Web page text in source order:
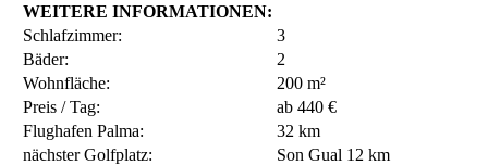
WEITERE INFORMATIONEN:
Schlafzimmer:
3
Bäder:
2
Wohnfläche:
200 m²
Preis / Tag:
ab 440 €
Flughafen Palma:
32 km
nächster Golfplatz:
Son Gual 12 km